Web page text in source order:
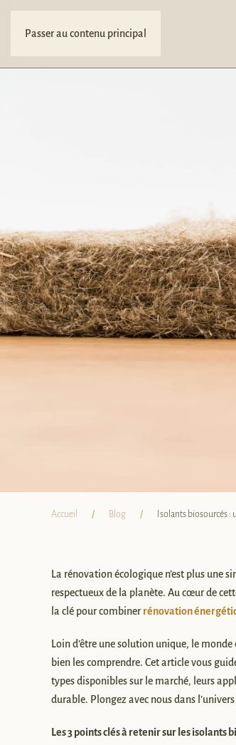
Passer au contenu principal
Accueil Blog Isolants biosourcés
La rénovation écologique n’est plus une
respectueux de la planète. Au cœur de
la clé pour combinerrénovation
Loin d’être une solution unique, le
bien les comprendre. Cet article vous
types disponibles sur le marché, leurs
durable. Plongez avec nous dans
Les 3 points clés à retenir sur les isolants